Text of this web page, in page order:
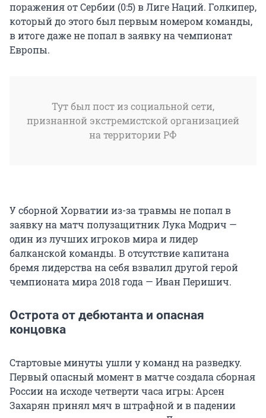
поражения от Сербии (0:5) в Лиге Наций. Голкипер,
который до этого был первым номером команды,
в итоге даже не попал в заявку на чемпионат
Европы.
Тут был пост из социальной сети,
признанной экстремистской организацией
на территории РФ
У сборной Хорватии из-за травмы не попал в
заявку на матч полузащитник Лука Модрич —
один из лучших игроков мира и лидер
балканской команды. В отсутствие капитана
бремя лидерства на себя взвалил другой герой
чемпионата мира 2018 года — Иван Перишич.
Острота от дебютанта и опасная
концовка
Стартовые минуты ушли у команд на разведку.
Первый опасный момент в матче создала сборная
России на исходе четверти часа игры: Арсен
Захарян принял мяч в штрафной и в падении